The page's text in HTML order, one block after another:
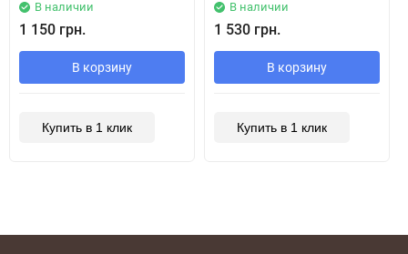
В наличии
1 150 грн.
В корзину
Купить в 1 клик
В наличии
1 530 грн.
В корзину
Купить в 1 клик